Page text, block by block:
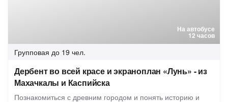
На автобусе
12 часов
Групповая до 19 чел.
Дербент во всей красе и экраноплан «Лунь» - из
Махачкалы и Каспийска
Познакомиться с древним городом и понять историю и